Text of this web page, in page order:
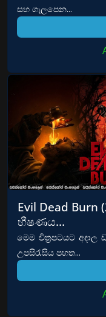
සහ ගැලපෙන...
Evil Dead Burn
භීෂණය…
මෙම චිත්‍රපටයට
උපසිරැසිය පහත...